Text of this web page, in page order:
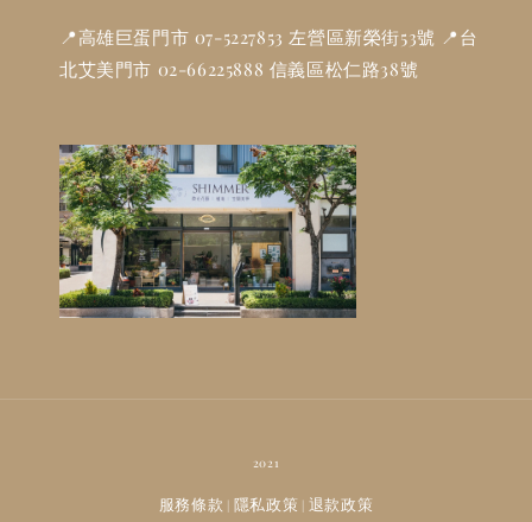
📍高雄巨蛋門市 07-5227853 左營區新榮街53號 📍台
北艾美門市 02-66225888 信義區松仁路38號
2021
服務條款 隱私政策 退款政策